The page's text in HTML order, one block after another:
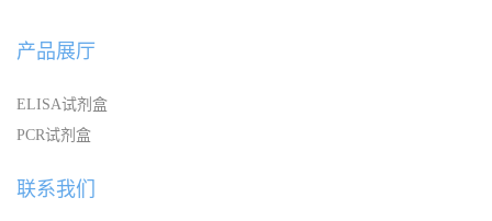
产品展厅
ELISA试剂盒
PCR试剂盒
联系我们